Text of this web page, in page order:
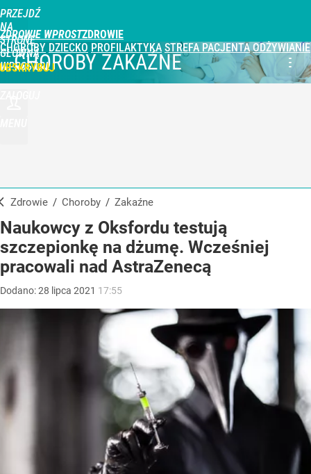
PRZEJDŹ
NA
STRONĘ
GŁÓWNĄ
WPROST.PL
ZDROWIE WPROST
CHOROBY DZIECKO PROFILAKTYKA STREFA PACJENTA ODŻYWIANIE
CHOROBY ZAKAŹNE
Zdrowie / Choroby / zakaźne
Naukowcy z Oksfordu testują
szczepionkę na dżumę. Wcześniej
pracowali nad AstraZenecą
Dodano:28 lipca 2021 17:55